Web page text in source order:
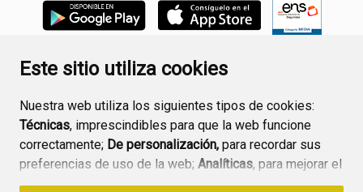
Este sitio utiliza cookies
Nuestra web utiliza los siguientes tipos de cookies:
Técnicas, imprescindibles para que la web funcione
correctamente; De personalización, para recordar sus
preferencias de uso de la web; Analíticas, para mejorar el
funcionamiento de la web y sus servicios.